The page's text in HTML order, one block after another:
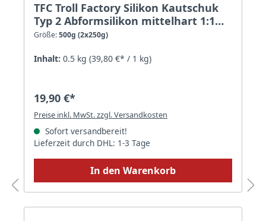
TFC Troll Factory Silikon Kautschuk
Typ 2 Abformsilikon mittelhart 1:1
RTV NV - Größe: 500g (2x250g)
Größe:500g (2x250g)
Inhalt: 0.5 kg (39,80 €* / 1 kg)
19,90 €*
Preise inkl. MwSt. zzgl. Versandkosten
Sofort versandbereit!
Lieferzeit durch DHL: 1-3 Tage
In den Warenkorb